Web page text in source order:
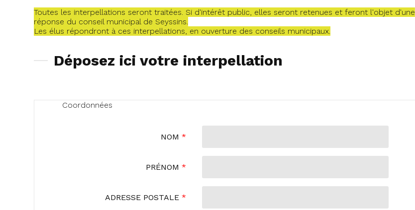
Toutes les interpellations seront traitées. Si d'intérêt public, elles seront retenues et feront l'objet d'une
réponse du conseil municipal de Seyssins.
Les élus répondront à ces interpellations, en ouverture des conseils municipaux.
Déposez ici votre interpellation
Coordonnées
NOM *
PRÉNOM *
ADRESSE POSTALE *